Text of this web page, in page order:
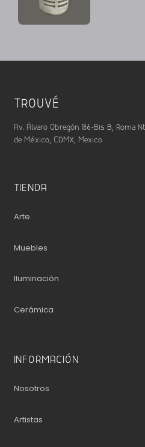
TROUVÉ
Av. Álvaro Obregón 186-Bis B, Roma
de México, CDMX, Mexico
TIENDA
Arte
Muebles
Iluminación
Cerámica
INFORMACIÓN
Nosotros
Artistas